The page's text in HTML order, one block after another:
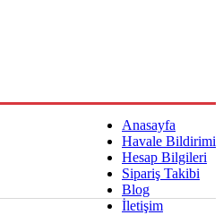
Anasayfa
Havale Bildirimi
Hesap Bilgileri
Sipariş Takibi
Blog
İletişim